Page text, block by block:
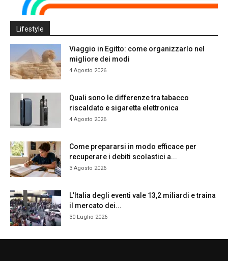
Lifestyle
Viaggio in Egitto: come organizzarlo nel
migliore dei modi
4 Agosto 2026
Quali sono le differenze tra tabacco
riscaldato e sigaretta elettronica
4 Agosto 2026
Come prepararsi in modo efficace per
recuperare i debiti scolastici a...
3 Agosto 2026
L’Italia degli eventi vale 13,2 miliardi e traina
il mercato dei...
30 Luglio 2026